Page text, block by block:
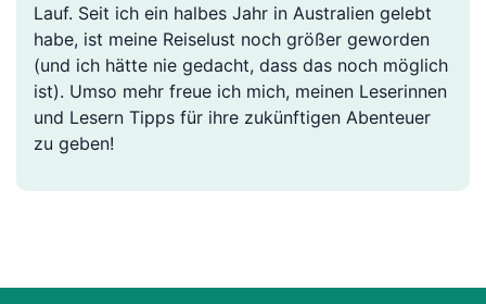
Lauf. Seit ich ein halbes Jahr in Australien gelebt
habe, ist meine Reiselust noch größer geworden
(und ich hätte nie gedacht, dass das noch möglich
ist). Umso mehr freue ich mich, meinen Leserinnen
und Lesern Tipps für ihre zukünftigen Abenteuer
zu geben!